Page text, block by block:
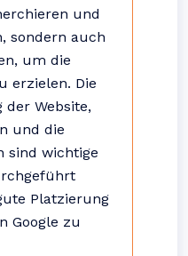
und
sondern auch
um die
erzielen. Die
Website,
und die
sind wichtige
Platzierung
Google zu